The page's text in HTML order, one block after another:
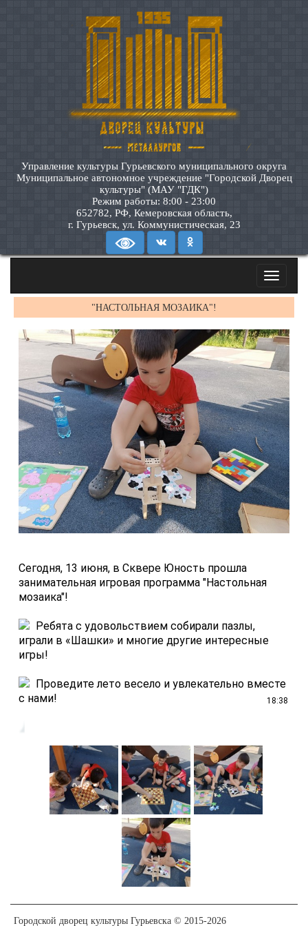
Управление культуры Гурьевского муниципального округа
Муниципальное автономное учреждение "Городской Дворец
культуры" (МАУ "ГДК")
Режим работы: 8:00 - 23:00
652782, РФ, Кемеровская область,
г. Гурьевск, ул. Коммунистическая, 23
Toggle
"НАСТОЛЬНАЯ МОЗАИКА"!
Сегодня, 13 июня, в Сквере Юность прошла
занимательная игровая программа "Настольная
мозаика"!
Ребята с удовольствием собирали пазлы,
играли в «Шашки» и многие другие интересные
игры!
Проведите лето весело и увлекательно вместе
с нами!
18:38
Городской дворец культуры Гурьевска © 2015-2026